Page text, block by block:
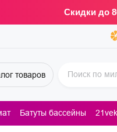
Скидки до
товаров
Батуты бассейны